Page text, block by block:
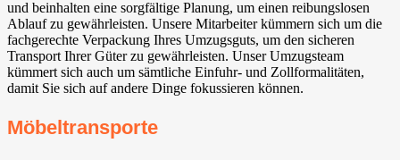
und beinhalten eine sorgfältige Planung, um einen reibungslosen
Ablauf zu gewährleisten. Unsere Mitarbeiter kümmern sich um die
fachgerechte Verpackung Ihres Umzugsguts, um den sicheren
Transport Ihrer Güter zu gewährleisten. Unser Umzugsteam
kümmert sich auch um sämtliche Einfuhr- und Zollformalitäten,
damit Sie sich auf andere Dinge fokussieren können.
Möbeltransporte